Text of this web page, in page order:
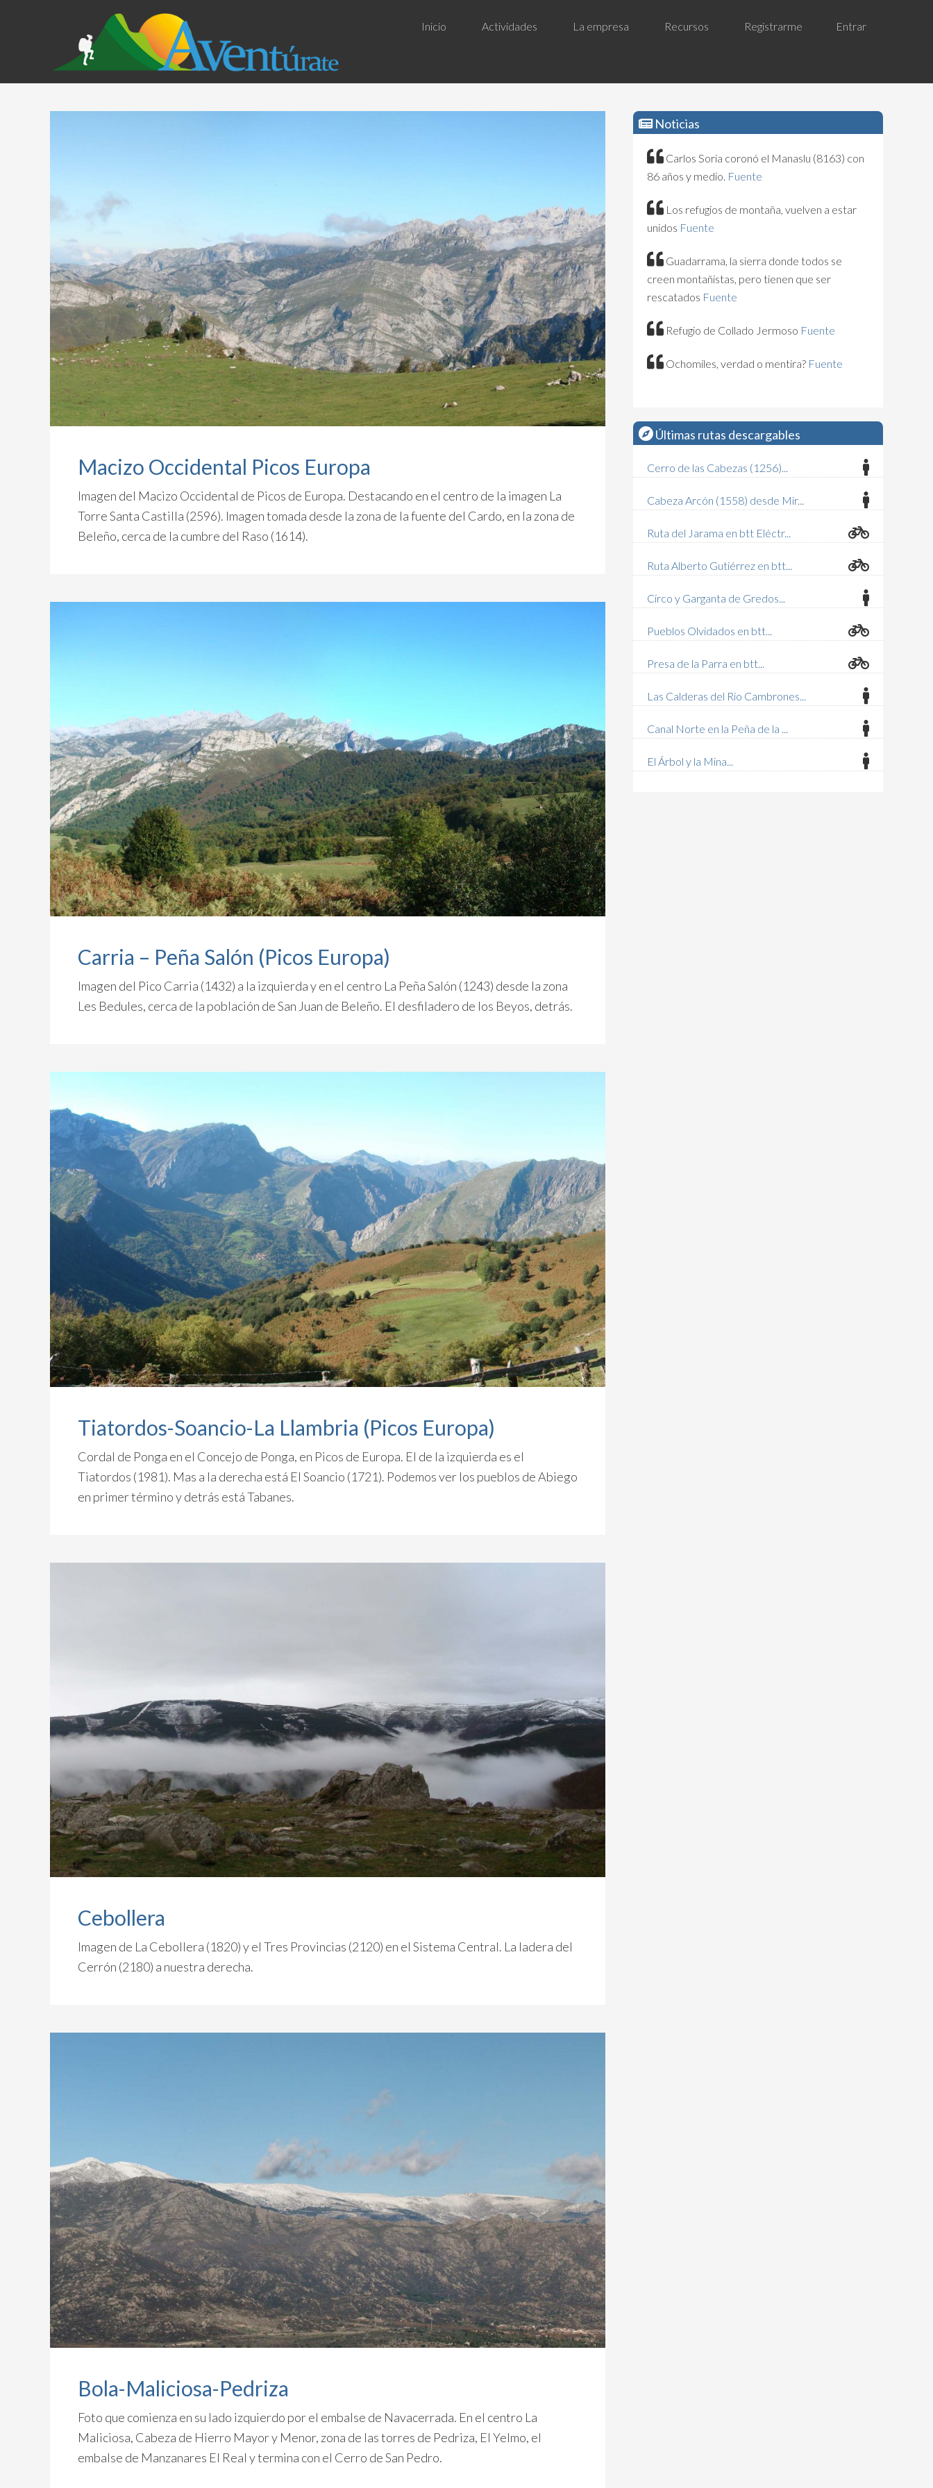
Inicio Actividades La empresa Recursos Registrarme Entrar
Macizo Occidental Picos Europa
Imagen del Macizo Occidental de Picos de Europa. Destacando en el centro de la imagen La
Torre Santa Castilla (2596). Imagen tomada desde la zona de la fuente del Cardo, en la zona de
Beleño, cerca de la cumbre del Raso (1614).
Carria – Peña Salón (Picos Europa)
Imagen del Pico Carria (1432) a la izquierda y en el centro La Peña Salón (1243) desde la zona
Les Bedules, cerca de la población de San Juan de Beleño. El desfiladero de los Beyos, detrás.
Tiatordos-Soancio-La Llambria (Picos Europa)
Cordal de Ponga en el Concejo de Ponga, en Picos de Europa. El de la izquierda es el
Tiatordos (1981). Mas a la derecha está El Soancio (1721). Podemos ver los pueblos de Abiego
en primer término y detrás está Tabanes.
Cebollera
Imagen de La Cebollera (1820) y el Tres Provincias (2120) en el Sistema Central. La ladera del
Cerrón (2180) a nuestra derecha.
Bola-Maliciosa-Pedriza
Foto que comienza en su lado izquierdo por el embalse de Navacerrada. En el centro La
Maliciosa, Cabeza de Hierro Mayor y Menor, zona de las torres de Pedriza, El Yelmo, el
embalse de Manzanares El Real y termina con el Cerro de San Pedro.
Noticias
Carlos Soria coronó el Manaslu (8163) con
86 años y medio. Fuente
Los refugios de montaña, vuelven a estar
unidos Fuente
Guadarrama, la sierra donde todos se
creen montañistas, pero tienen que ser
rescatados Fuente
Refugio de Collado Jermoso Fuente
Ochomiles, verdad o mentira? Fuente
Últimas rutas descargables
Cerro de las Cabezas (1256)...
Cabeza Arcón (1558) desde Mir...
Ruta del Jarama en btt Eléctr...
Ruta Alberto Gutiérrez en btt...
Circo y Garganta de Gredos...
Pueblos Olvidados en btt...
Presa de la Parra en btt...
Las Calderas del Rio Cambrones...
Canal Norte en la Peña de la ...
El Árbol y la Mina...